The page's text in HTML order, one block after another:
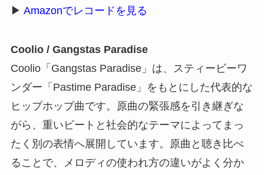
▶ Amazonでレコードを見る
Coolio / Gangstas Paradise
Coolio「Gangstas Paradise」は、スティービーワ
ンダー「Pastime Paradise」をもとにした代表的な
ヒップホップ曲です。原曲の緊張感を引き継ぎな
がら、重いビートと社会的なテーマによってまっ
たく別の表情へ展開しています。原曲と聴き比べ
ることで、メロディの使われ方の違いがよく分か